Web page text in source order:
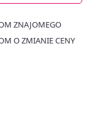
ZNAJOMEGO
O ZMIANIE CENY